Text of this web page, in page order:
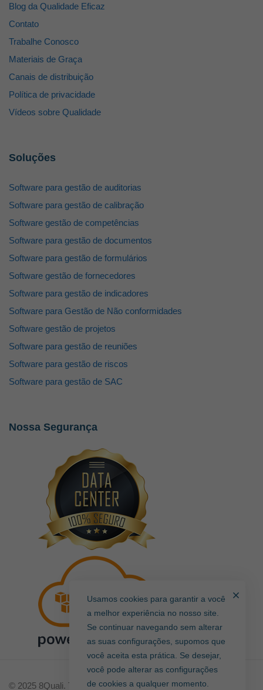
Blog da Qualidade Eficaz
Contato
Trabalhe Conosco
Materiais de Graça
Canais de distribuição
Política de privacidade
Vídeos sobre Qualidade
Soluções
Software para gestão de auditorias
Software para gestão de calibração
Software gestão de competências
Software para gestão de documentos
Software para gestão de formulários
Software gestão de fornecedores
Software para gestão de indicadores
Software para Gestão de Não conformidades
Software gestão de projetos
Software para gestão de reuniões
Software para gestão de riscos
Software para gestão de SAC
Nossa Segurança
© 2025 8Quali. Todos direitos reservados.
Usamos cookies para garantir a você
a melhor experiência no nosso site.
Se continuar navegando sem alterar
as suas configurações, supomos que
você aceita esta prática. Se desejar,
você pode alterar as configurações
de cookies a qualquer momento.